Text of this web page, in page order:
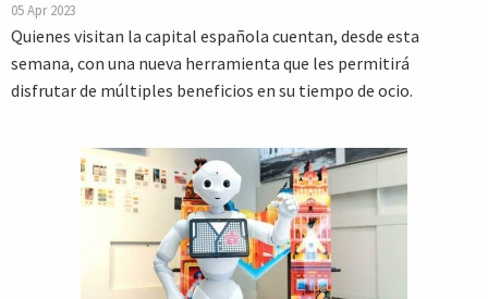
05 Apr 2023
Quienes visitan la capital española cuentan, desde esta
semana, con una nueva herramienta que les permitirá
disfrutar de múltiples beneficios en su tiempo de ocio.